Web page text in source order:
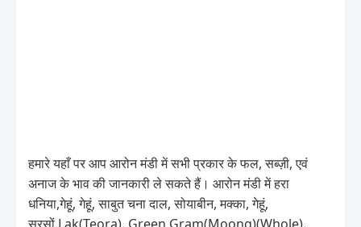
हमारे यहाँ पर आप आरोन मंडी में सभी प्रकार के फल, सब्ज़ी, एवं
अनाज के भाव की जानकारी ले सकते हैं। आरोन मंडी में हरा
धनिया,गेहूं, गेहूं, साबुत चना दाल, सोयाबीन, मक्का, गेहूं,